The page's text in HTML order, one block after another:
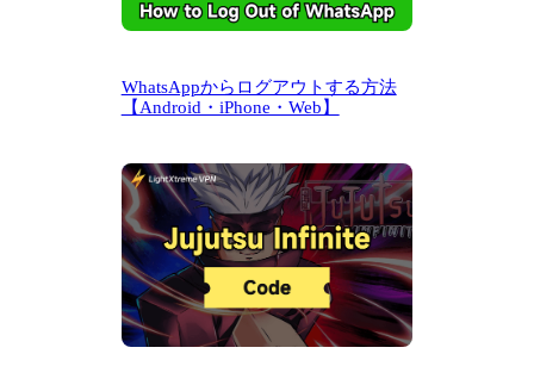
WhatsAppからログアウトする方法
【Android・iPhone・Web】